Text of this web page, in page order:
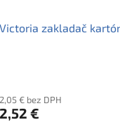
Victoria zakladač
2,05 € bez DPH
2,52 €